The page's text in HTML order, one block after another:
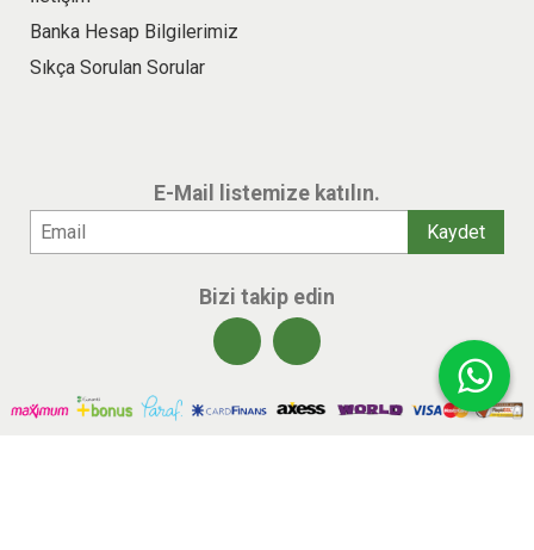
Banka Hesap Bilgilerimiz
Sıkça Sorulan Sorular
E-Mail listemize katılın.
Bizi takip edin